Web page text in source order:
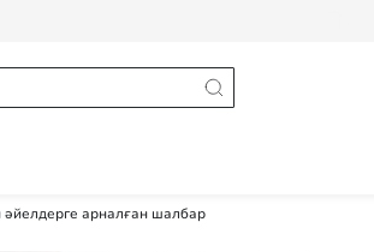
әйелдерге арналған шалбар